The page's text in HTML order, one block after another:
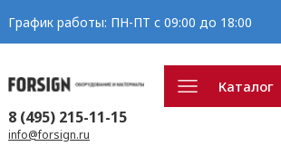
График работы: ПН-ПТ с 09:00 до 18:00
Каталог
8 (495) 215-11-15
info@forsign.ru